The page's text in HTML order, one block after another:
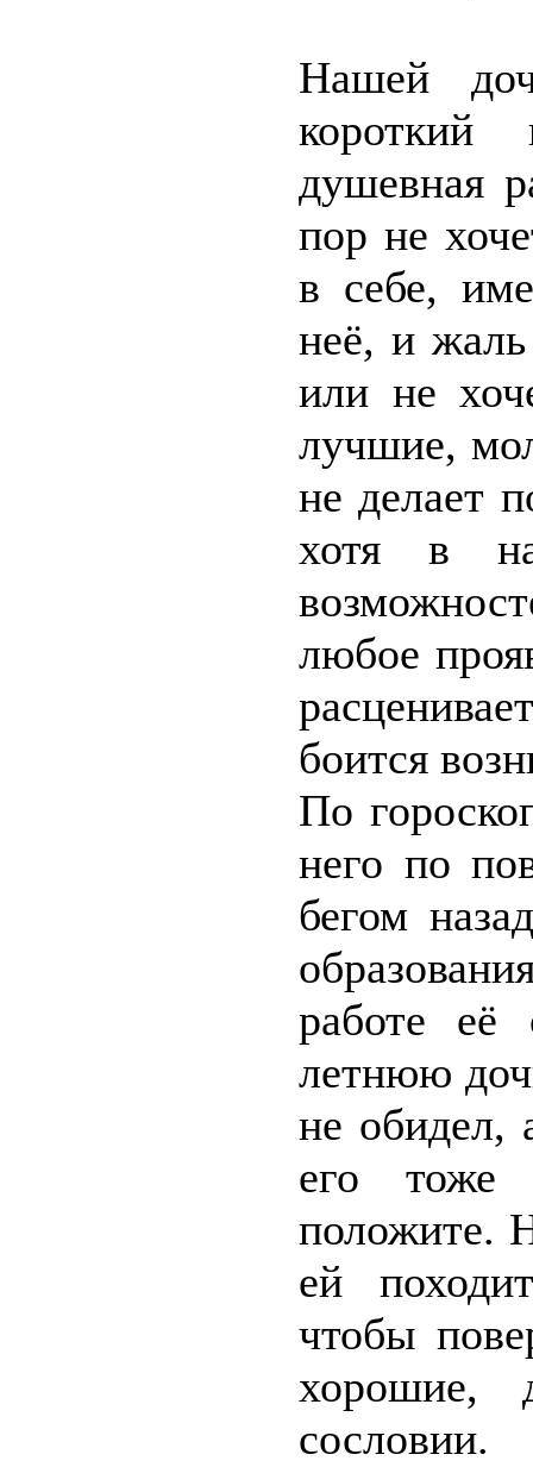
Нашей
душевная
пор не
в себе,
неё, и жаль
или не
лучшие,
не делает
хотя в
любое
боится
По
него по
бегом
работе её
летнюю
не обидел,
его тоже
положите.
ей
чтобы
хорошие,
сословии.